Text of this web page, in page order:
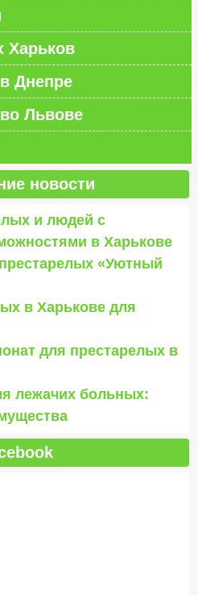
Харьков
Днепре
Львове
новости
и людей с
в Харькове
«Уютный
в Харькове для
для престарелых в
лежачих больных: